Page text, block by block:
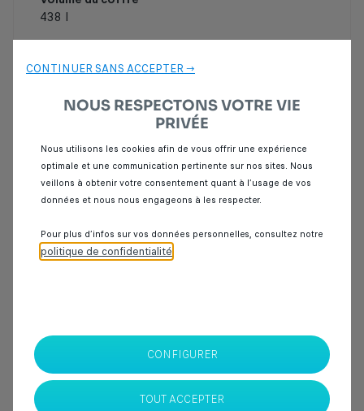
438 l
d'essai
Point de vente
SPOTICAR Italcar BOUSKOURA
TÉLÉPHONE
CONTINUER SANS ACCEPTER →
NOUS RESPECTONS VOTRE VIE
PRIVÉE
Nous utilisons les cookies afin de vous offrir une expérience
optimale et une communication pertinente sur nos sites. Nous
veillons à obtenir votre consentement quant à l’usage de vos
données et nous nous engageons à les respecter.
Pour plus d’infos sur vos données personnelles, consultez notre
politique de confidentialité
CONFIGURER
TOUT ACCEPTER